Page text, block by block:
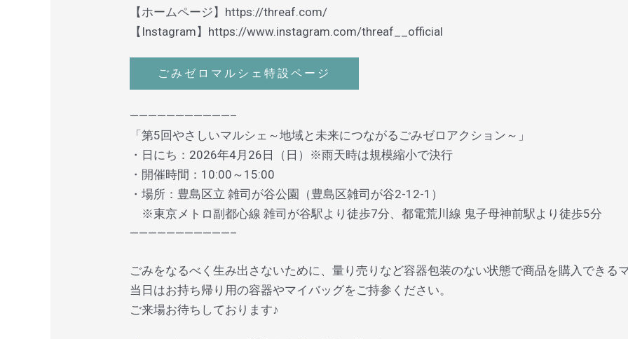
【ホームページ】 https://threaf.com/
【Instagram】 https://www.instagram.com/threaf__official
ごみゼロマルシェ特設ページ
———————————–
「第5回やさしいマルシェ～地域と未来につながるごみゼロアクション～」
・日にち：2026年4月26日（日）※雨天時は規模縮小で決行
・開催時間：10:00～15:00
・場所：豊島区立 雑司が谷公園（豊島区雑司が谷2-12-1）
※東京メトロ副都心線 雑司が谷駅より徒歩7分、都電荒川線 鬼子母神前駅より徒歩5分
———————————–
ごみをなるべく生み出さないために、量り売りなど容器包装のない状態で商品を購入できる
当日はお持ち帰り用の容器やマイバッグをご持参ください。
ご来場お待ちしております♪